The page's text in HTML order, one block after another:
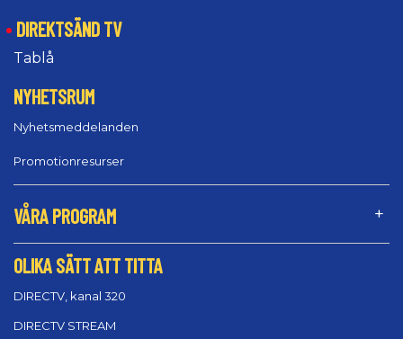
DIREKTSÄND TV
Tablå
NYHETSRUM
Nyhetsmeddelanden
Promotionresurser
VÅRA PROGRAM
OLIKA SÄTT ATT TITTA
DIRECTV, kanal 320
DIRECTV STREAM